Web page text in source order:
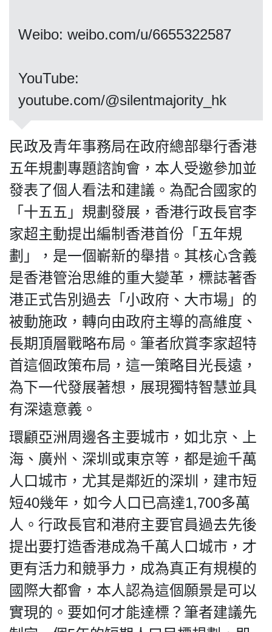
私
隱
政
策
及
免
責
聲
明
©
2018
Silent
Majority
For
HK.
All
rights
reserved.
Weibo: weibo.com/u/6655322587
​​​​​​​YouTube:
youtube.com/@silentmajority_hk
民政及青年事務局在政府總部舉行香港
五年規劃專題諮詢會，本人受邀參加並
發表了個人看法和建議。為配合國家的
「十五五」規劃發展，香港行政長官李
家超主動提出編制香港首份「五年規
劃」，是一個嶄新的舉措。其核心含義
是香港管治思維的重大變革，標誌著香
港正式告別過去「小政府、大市場」的
被動施政，轉向由政府主導的高維度、
長期頂層戰略布局。筆者欣賞李家超特
首這個政策布局，這一策略目光長遠，
為下一代發展著想，展現獨特智慧並具
有深遠意義。
環顧亞洲周邊各主要城市，如北京、上
海、廣州、深圳或東京等，都是逾千萬
人口城市，尤其是鄰近的深圳，建市短
短40幾年，如今人口已高達1,700多萬
人。行政長官和港府主要官員過去先後
提出要打造香港成為千萬人口城市，才
更有活力和競爭力，成為真正有規模的
國際大都會，本人認為這個願景是可以
實現的。要如何才能達標？筆者建議先